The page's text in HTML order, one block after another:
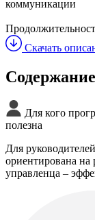
коммуникации
Скачать
Для кого
полезна
Для
ориентирована
управленца –